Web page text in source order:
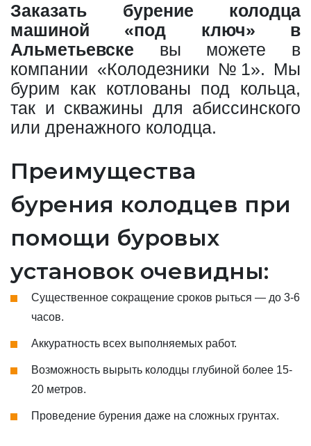
Заказать бурение колодца
машиной «под ключ» в
Альметьевске вы можете в
компании «Колодезники №1». Мы
бурим как котлованы под кольца,
так и скважины для абиссинского
или дренажного колодца.
Преимущества
бурения колодцев при
помощи буровых
установок очевидны:
Существенное сокращение сроков рыться — до 3-6
часов.
Аккуратность всех выполняемых работ.
Возможность вырыть колодцы глубиной более 15-
20 метров.
Проведение бурения даже на сложных грунтах.